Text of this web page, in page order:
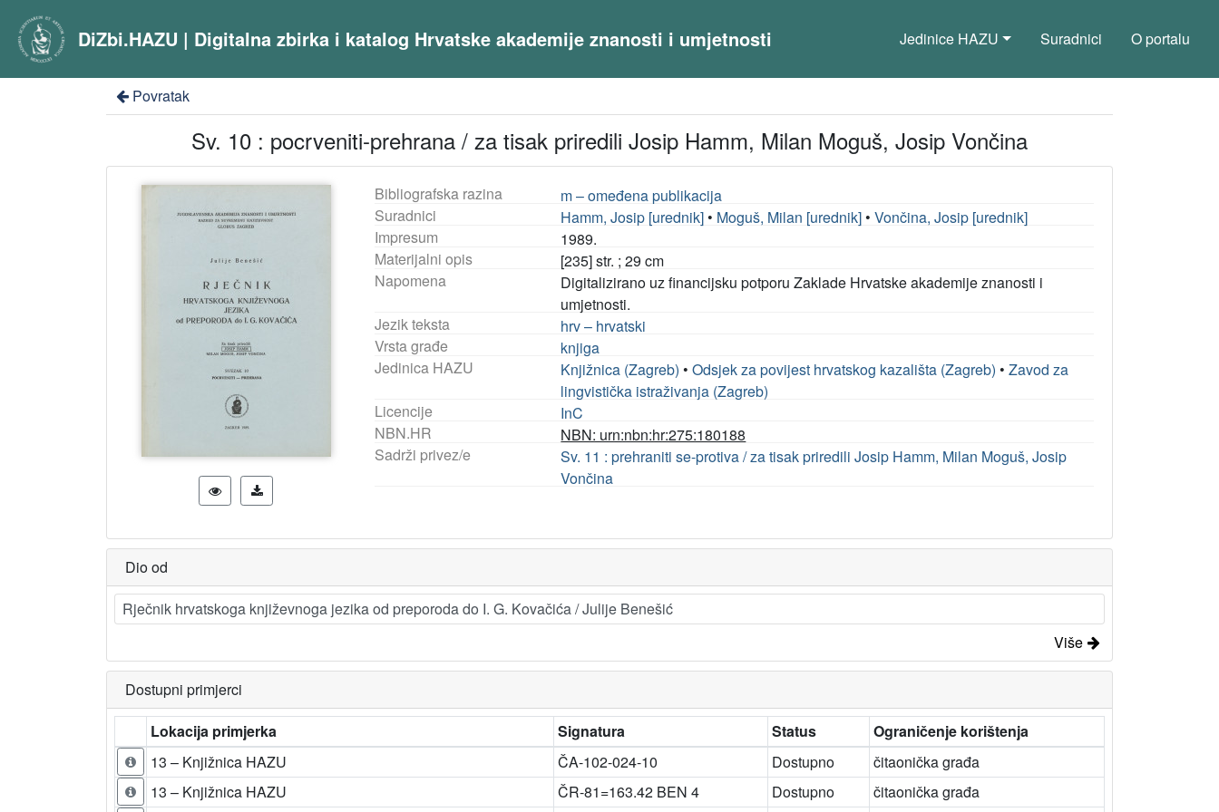
DiZbi.HAZU | Digitalna zbirka i katalog Hrvatske akademije znanosti i umjetnosti Jedinice HAZU Suradnici O portalu
Povratak
Sv. 10 : pocrveniti-prehrana / za tisak priredili Josip Hamm, Milan Moguš, Josip Vončina
Bibliografska razina
m – omeđena publikacija
Suradnici
Hamm, Josip [urednik] • Moguš, Milan [urednik] •Vončina, Josip [urednik]
Impresum
1989.
Materijalni opis
[235] str. ; 29 cm
Napomena
Digitalizirano uz financijsku potporu Zaklade Hrvatske akademije znanosti i
umjetnosti.
Jezik teksta
hrv – hrvatski
Vrsta građe
knjiga
Jedinica HAZU
Knjižnica (Zagreb) •Odsjek za povijest hrvatskog kazališta (Zagreb) •Zavod za
lingvistička istraživanja (Zagreb)
Licencije
InC
NBN.HR
NBN: urn:nbn:hr:275:180188
Sadrži privez/e
Sv. 11 : prehraniti se-protiva / za tisak priredili Josip Hamm, Milan Moguš, Josip
Vončina
Dio od
Rječnik hrvatskoga književnoga jezika od preporoda do I. G. Kovačića / Julije Benešić
Više
Dostupni primjerci
Lokacija primjerka
Signatura Status
Ograničenje korištenja
13 – Knjižnica HAZU
ČA-102-024-10 Dostupno
čitaonička građa
13 – Knjižnica HAZU
ČR-81=163.42 BEN 4 Dostupno
čitaonička građa